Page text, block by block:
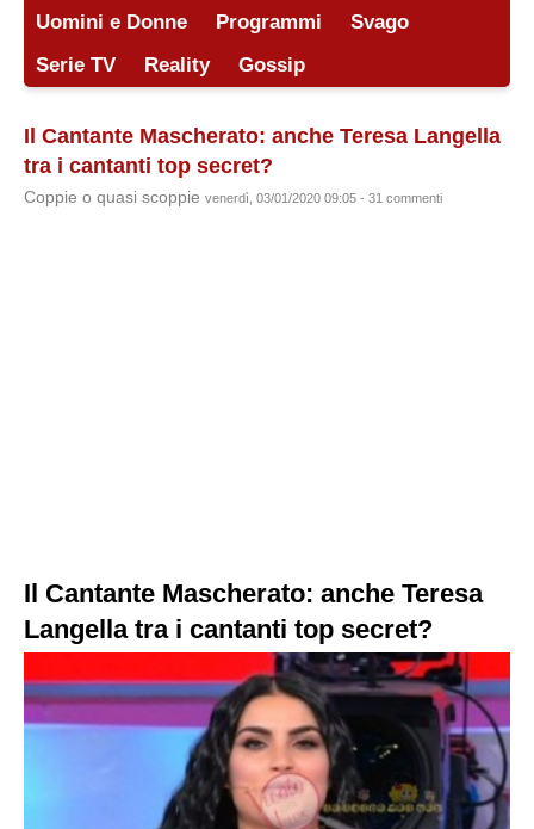
Uomini e Donne
Programmi
Svago
Serie TV
Reality Gossip
Il Cantante Mascherato: anche Teresa Langella
tra i cantanti top secret?
Coppie o quasi scoppie venerdì, 03/01/2020 09:05 - 31 commenti
Il Cantante Mascherato: anche Teresa
Langella tra i cantanti top secret?